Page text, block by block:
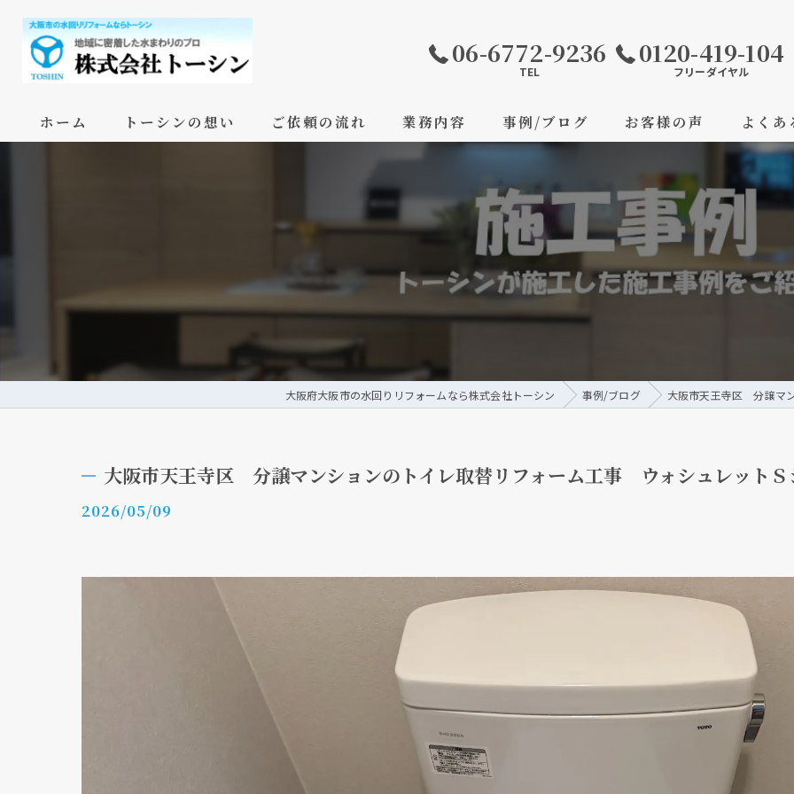
06-6772-9236
TEL
0120-419-104
フリーダイヤル
ホーム トーシンの想い ご依頼の流れ 業務内容 事例/ブログ お客様の声 よく
大阪府大阪市の水回りリフォームなら株式会社トーシン 事例/ブログ 大阪市天王寺区 分譲マ
大阪市天王寺区 分譲マンションのトイレ取替リフォーム工事 ウォシュレットＳ
2026/05/09